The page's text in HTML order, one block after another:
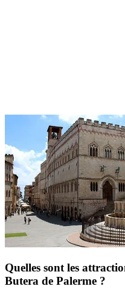
Quelles sont les
Butera de Palerme ?